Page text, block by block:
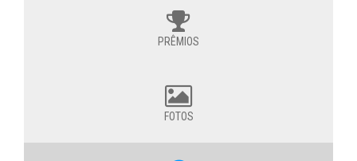
PRÊMIOS
FOTOS